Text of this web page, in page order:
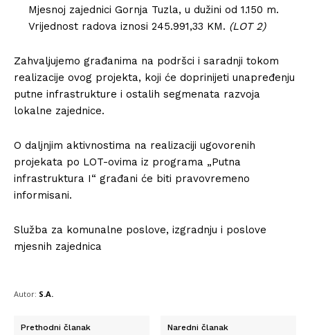
Mjesnoj zajednici Gornja Tuzla, u dužini od 1.150 m.
Vrijednost radova iznosi 245.991,33 KM. (LOT 2)
Zahvaljujemo građanima na podršci i saradnji tokom
realizacije ovog projekta, koji će doprinijeti unapređenju
putne infrastrukture i ostalih segmenata razvoja
lokalne zajednice.
O daljnjim aktivnostima na realizaciji ugovorenih
projekata po LOT-ovima iz programa „Putna
infrastruktura I“ građani će biti pravovremeno
informisani.
Služba za komunalne poslove, izgradnju i poslove
mjesnih zajednica
Autor: S.A.
Prethodni članak Naredni članak